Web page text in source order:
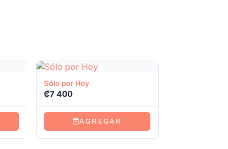
Ver producto
Sólo por Hoy
₡7 400
AGREGAR